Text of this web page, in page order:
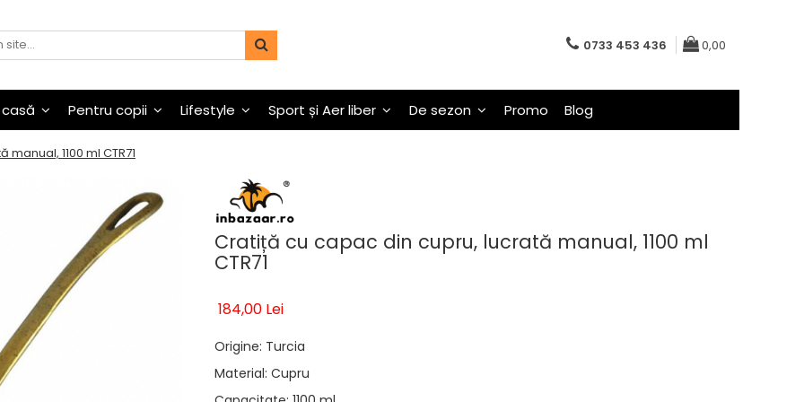
0733 453 436 0,00
Pentru copii Lifestyle Sport și Aer liber De sezon Promo Blog
1100 ml CTR71
Cratiță cu capac din cupru, lucrată manual, 1100 ml
CTR71
184,00 Lei
Origine: Turcia
Material: Cupru